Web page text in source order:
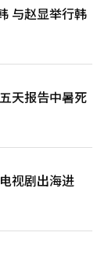
与赵显举行韩
天报告中暑死
视剧出海进